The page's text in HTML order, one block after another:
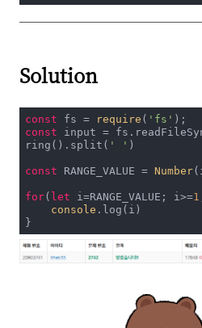
Solution
const fs = require ( 'fs'
const input =
ring().split( ' ' )
const RANGE_VALUE = Number
for( let i=RANGE_VALUE; i>=1
console .log(i)